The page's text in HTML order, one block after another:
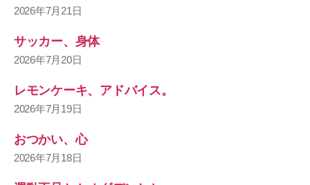
2026年7月21日
サッカー、身体
2026年7月20日
レモンケーキ、アドバイス。
2026年7月19日
おつかい、心
2026年7月18日